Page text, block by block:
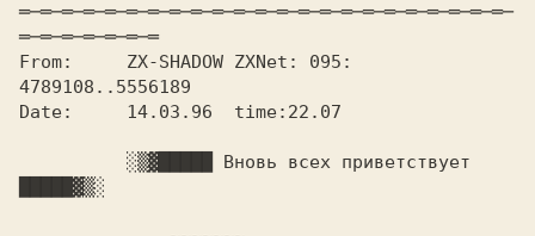
═─═─═─═─═─═─═─═─═─═─═─═─═─═─═─═─═─═─═─═─═─═─═─
═─═─═─═─═─═─═
From:	  ZX-SHADOW ZXNet: 095:
4789108..5556189
Date:	  14.03.96  time:22.07
█████▓▒░